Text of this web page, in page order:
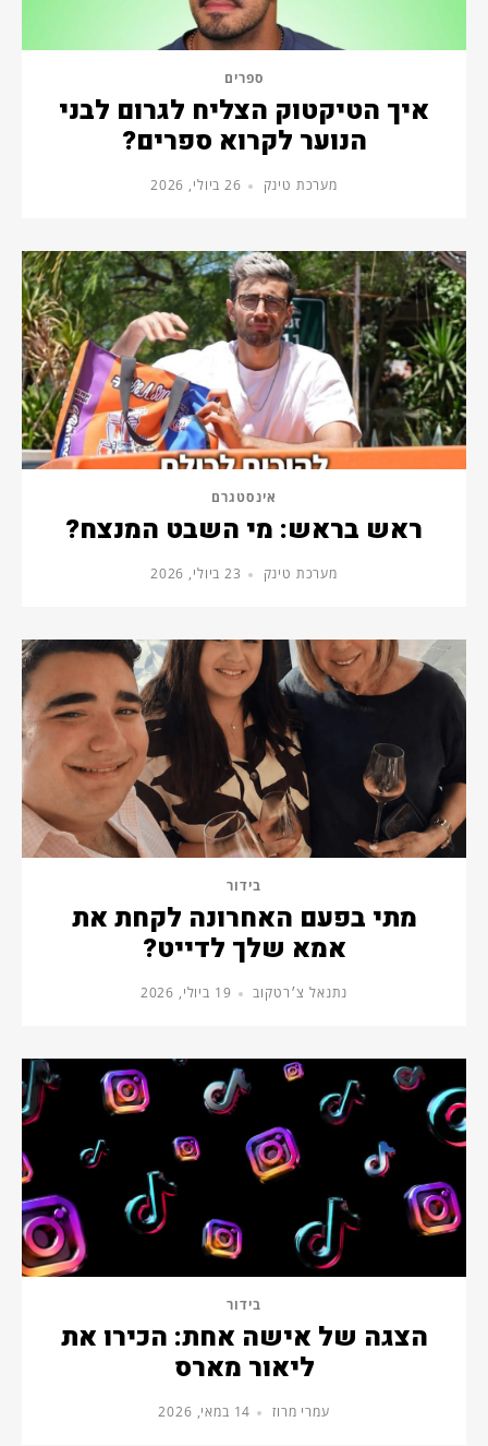
ספרים
איך הטיקטוק הצליח לגרום לבני
הנוער לקרוא ספרים?
מערכת טינק 26 ביולי, 2026
אינסטגרם
ראש בראש: מי השבט המנצח?
מערכת טינק 23 ביולי, 2026
בידור
מתי בפעם האחרונה לקחת את
אמא שלך לדייט?
נתנאל צ׳רטקוב 19 ביולי, 2026
בידור
הצגה של אישה אחת: הכירו את
ליאור מארס
עמרי מרוז 14 במאי, 2026